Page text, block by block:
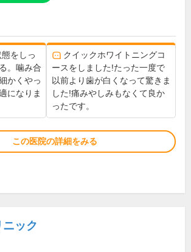
をしっ
。噛み合
かくやっ
になりま
クイックホワイトニングコ
ースをしました!たった一度で
以前より歯が白くなって驚きま
した!痛みやしみもなくて良か
ったです。
この医院の詳細をみる
ック